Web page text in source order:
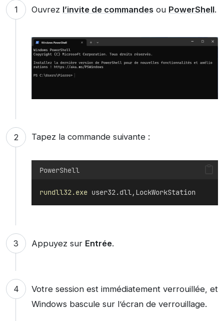
Ouvrez l’invite de commandesou PowerShell.
Tapez la commande suivante :
PowerShell
rundll32.exe user32.dll,LockWorkStation
Appuyez sur Entrée.
Votre session est immédiatement verrouillée, et
Windows bascule sur l’écran de verrouillage.